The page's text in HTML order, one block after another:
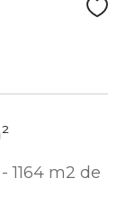
1164 m2 de